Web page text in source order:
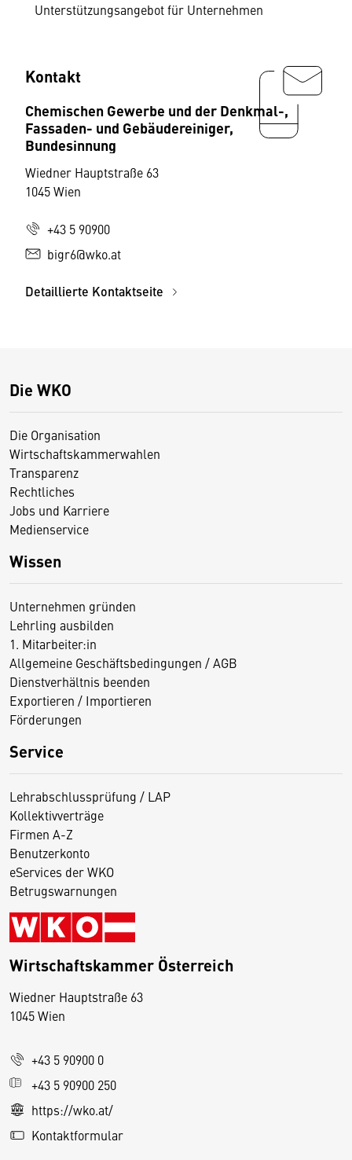
Unterstützungsangebot für Unternehmen
Kontakt
Chemischen Gewerbe und der Denkmal-,
Fassaden- und Gebäudereiniger,
Bundesinnung
Wiedner Hauptstraße 63
1045 Wien
+43 5 90900
bigr6@wko.at
Detaillierte Kontaktseite
Die WKO
Die Organisation
Wirtschaftskammerwahlen
Transparenz
Rechtliches
Jobs und Karriere
Medienservice
Wissen
Unternehmen gründen
Lehrling ausbilden
1. Mitarbeiter:in
Allgemeine Geschäftsbedingungen / AGB
Dienstverhältnis beenden
Exportieren / Importieren
Förderungen
Service
Lehrabschlussprüfung / LAP
Kollektivverträge
Firmen A-Z
Benutzerkonto
eServices der WKO
Betrugswarnungen
Wirtschaftskammer Österreich
Wiedner Hauptstraße 63
1045 Wien
+43 5 90900 0
+43 5 90900 250
https://wko.at/
Kontaktformular
D
s
e
S
e